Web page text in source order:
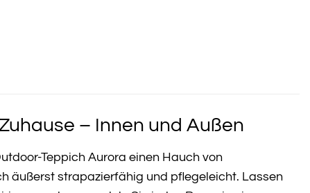
– Innen und Außen
Teppich Aurora einen Hauch von
äußerst strapazierfähig und pflegeleicht. Lassen